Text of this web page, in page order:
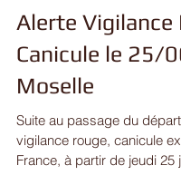
Alerte Vigilance
Canicule le 25/
Moselle
Suite au passage du